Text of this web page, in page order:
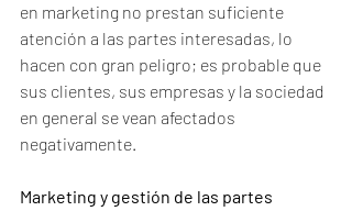
en marketing no prestan suficiente
atención a las partes interesadas, lo
hacen con gran peligro; es probable que
sus clientes, sus empresas y la sociedad
en general se vean afectados
negativamente.
Marketing y gestión de las partes